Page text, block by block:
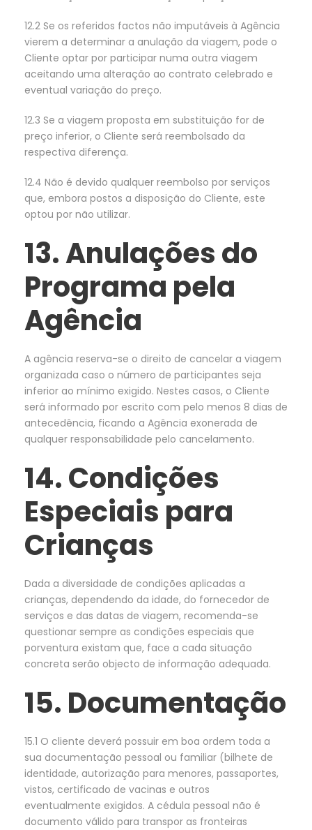
12.2 Se os referidos factos não imputáveis à Agência
vierem a determinar a anulação da viagem, pode o
Cliente optar por participar numa outra viagem
aceitando uma alteração ao contrato celebrado e
eventual variação do preço.
12.3 Se a viagem proposta em substituição for de
preço inferior, o Cliente será reembolsado da
respectiva diferença.
12.4 Não é devido qualquer reembolso por serviços
que, embora postos a disposição do Cliente, este
optou por não utilizar.
13. Anulações do
Programa pela
Agência
A agência reserva-se o direito de cancelar a viagem
organizada caso o número de participantes seja
inferior ao mínimo exigido. Nestes casos, o Cliente
será informado por escrito com pelo menos 8 dias de
antecedência, ficando a Agência exonerada de
qualquer responsabilidade pelo cancelamento.
14. Condições
Especiais para
Crianças
Dada a diversidade de condições aplicadas a
crianças, dependendo da idade, do fornecedor de
serviços e das datas de viagem, recomenda-se
questionar sempre as condições especiais que
porventura existam que, face a cada situação
concreta serão objecto de informação adequada.
15. Documentação
15.1 O cliente deverá possuir em boa ordem toda a
sua documentação pessoal ou familiar (bilhete de
identidade, autorização para menores, passaportes,
vistos, certificado de vacinas e outros
eventualmente exigidos. A cédula pessoal não é
documento válido para transpor as fronteiras